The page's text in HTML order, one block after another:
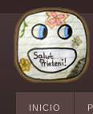
INICIO